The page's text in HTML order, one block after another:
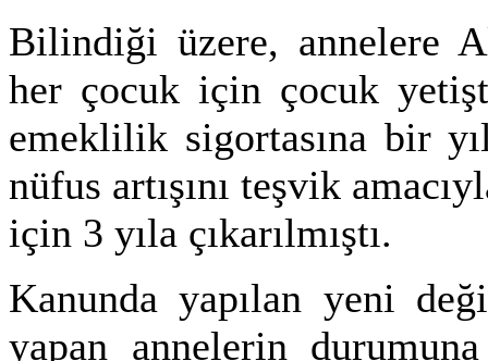
Bilindiği üzere, annelere
her çocuk için çocuk
emeklilik sigortasına bir
nüfus artışını teşvik
için 3 yıla çıkarılmıştı.
Kanunda yapılan yeni
yapan annelerin